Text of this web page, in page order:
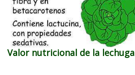
Valor nutricional de la lechuga